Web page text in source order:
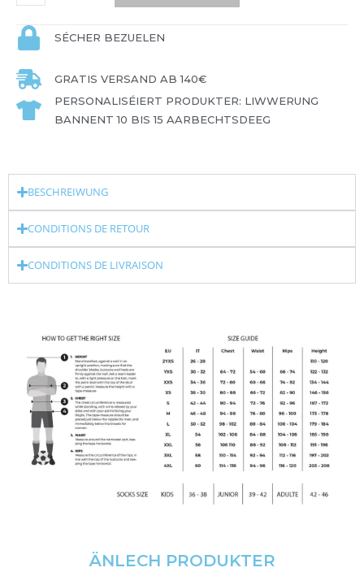
SÉCHER BEZUELEN
GRATIS VERSAND AB 140€
PERSONALISÉIERT PRODUKTER: LIWWERUNG
BANNENT 10 BIS 15 AARBECHTSDEEG
BESCHREIWUNG
CONDITIONS DE RETOUR
CONDITIONS DE LIVRAISON
ÄNLECH PRODUKTER